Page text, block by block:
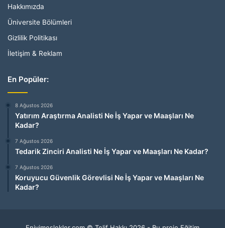
Hakkımızda
Üniversite Bölümleri
Gizlilik Politikası
İletişim & Reklam
En Popüler:
8 Ağustos 2026
Yatırım Araştırma Analisti Ne İş Yapar ve Maaşları Ne
Kadar?
7 Ağustos 2026
Tedarik Zinciri Analisti Ne İş Yapar ve Maaşları Ne Kadar?
7 Ağustos 2026
Koruyucu Güvenlik Görevlisi Ne İş Yapar ve Maaşları Ne
Kadar?